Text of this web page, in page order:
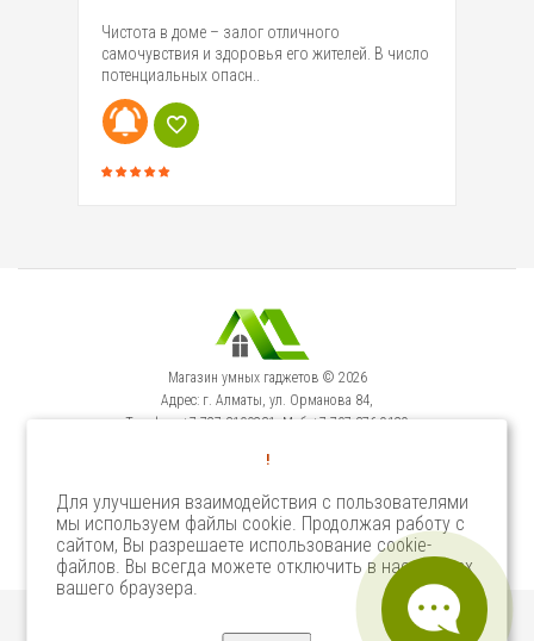
Чистота в доме – залог отличного
самочувствия и здоровья его жителей. В число
потенциальных опасн..
Магазин умных гаджетов © 2026
Адрес: г. Алматы, ул. Орманова 84,
Телефон: +7-727-3100231, Моб: +7-707-376-9129
Сервисный Центр: г. Алматы, ул. Орманова 84.
Select Language ▼
!
Для улучшения взаимодействия с пользователями
мы используем файлы cookie. Продолжая работу с
сайтом, Вы разрешаете использование cookie-
файлов. Вы всегда можете отключить в настройках
вашего браузера.